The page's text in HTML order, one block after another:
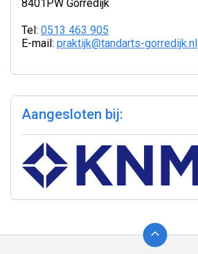
8401PW Gorredijk
Tel: 0513 463 905
E-mail: praktijk@tandarts-gorredijk.nl
Aangesloten bij: